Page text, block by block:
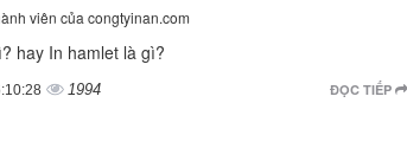
viên của congtyinan.com
hay In hamlet là gì?
ĐỌC TIẾP
1994